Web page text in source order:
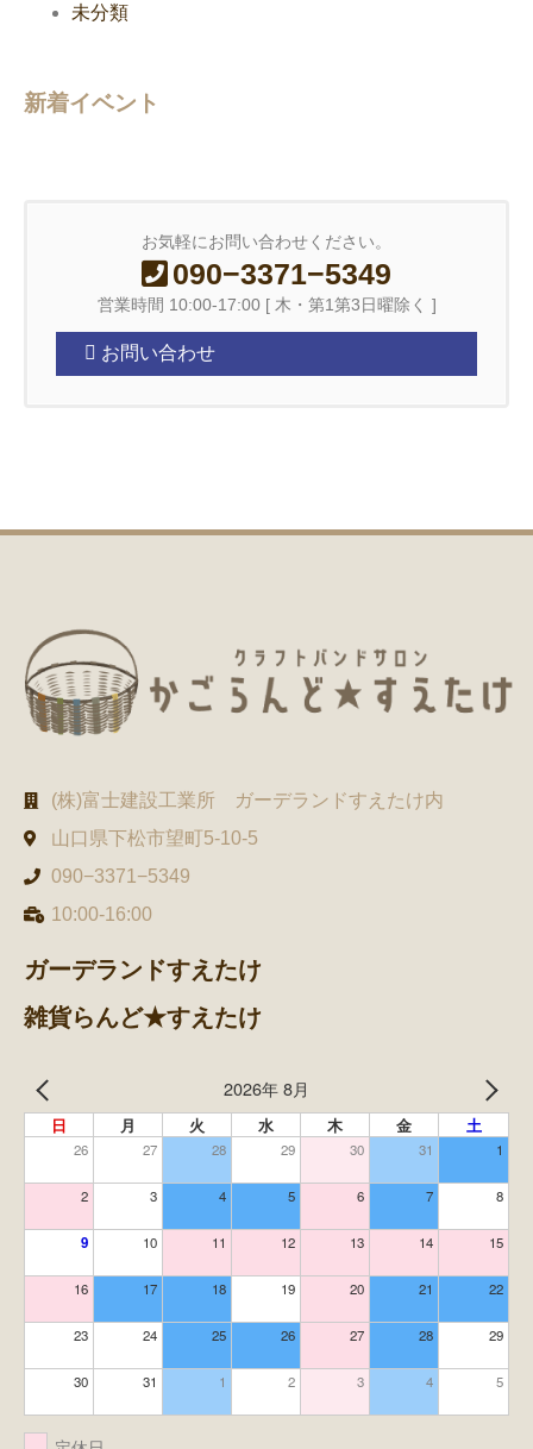
未分類
新着イベント
お気軽にお問い合わせください。
090−3371−5349
営業時間 10:00-17:00 [ 木・第1第3日曜除く ]
お問い合わせ
(株)富士建設工業所 ガーデランドすえたけ内
山口県下松市望町5-10-5
090−3371−5349
10:00-16:00
ガーデランドすえたけ
雑貨らんど★すえたけ
2026年 8月
日 月 火 水 木 金 土
26 27 28 29 30 31 1
2 3 4 5 6 7 8
9 10 11 12 13 14 15
16 17 18 19 20 21 22
23 24 25 26 27 28 29
30 31 1 2 3 4 5